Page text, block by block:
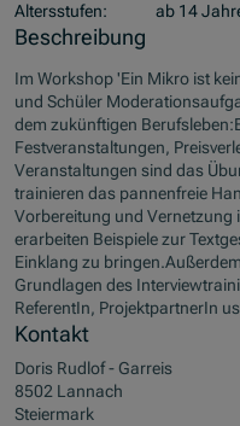
Altersstufen:
ab 14
Beschreibung
Im Workshop 'Ein Mikro ist
und Schüler
dem zukünftigen
Festveranstaltungen,
Veranstaltungen sind das
trainieren das pannenfreie
Vorbereitung und Vernetzung
erarbeiten Beispiele zur
Einklang zu
Grundlagen des
ReferentIn, ProjektpartnerIn
Kontakt
Doris Rudlof - Garreis
8502 Lannach
Steiermark